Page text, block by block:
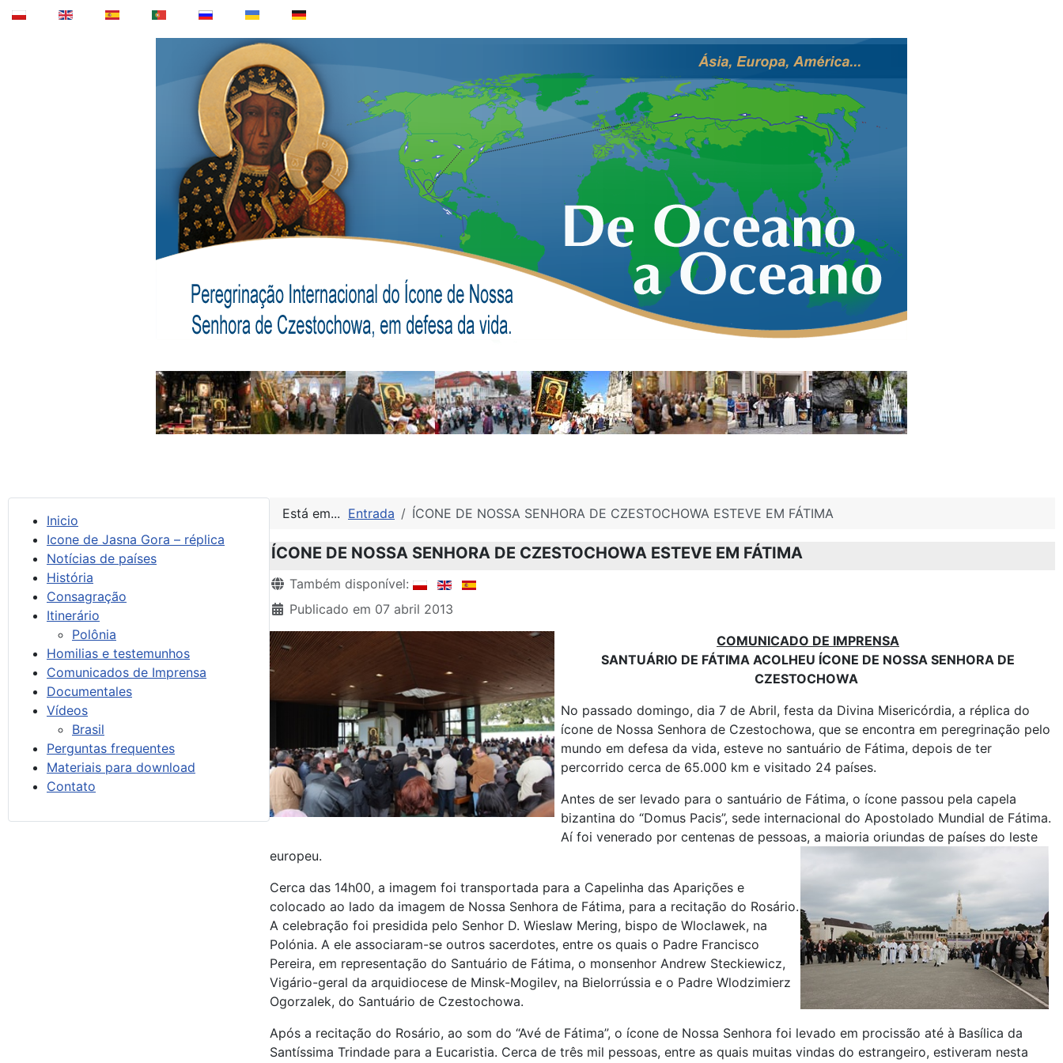
Inicio
Icone de Jasna Gora – réplica
Notícias de países
História
Consagração
Itinerário
Polônia
Homilias e testemunhos
Comunicados de Imprensa
Documentales
Vídeos
Brasil
Perguntas frequentes
Materiais para download
Contato
Está em... Entrada ÍCONE DE NOSSA SENHORA DE CZESTOCHOWA ESTEVE EM FÁTIMA
ÍCONE DE NOSSA SENHORA DE CZESTOCHOWA ESTEVE EM FÁTIMA
Detalhes
Também disponível:
Publicado em 07 abril 2013
COMUNICADO DE IMPRENSA
SANTUÁRIO DE FÁTIMA ACOLHEU ÍCONE DE NOSSA SENHORA DE
CZESTOCHOWA
No passado domingo, dia 7 de Abril, festa da Divina Misericórdia, a réplica do
ícone de Nossa Senhora de Czestochowa, que se encontra em peregrinação pelo
mundo em defesa da vida, esteve no santuário de Fátima, depois de ter
percorrido cerca de 65.000 km e visitado 24 países.
Antes de ser levado para o santuário de Fátima, o ícone passou pela capela
bizantina do “Domus Pacis”, sede internacional do Apostolado Mundial de Fátima.
Aí foi venerado por centenas de pessoas, a maioria oriundas de países do leste
europeu.
Cerca das 14h00, a imagem foi transportada para a Capelinha das Aparições e
colocado ao lado da imagem de Nossa Senhora de Fátima, para a recitação do Rosário.
A celebração foi presidida pelo Senhor D. Wieslaw Mering, bispo de Wloclawek, na
Polónia. A ele associaram-se outros sacerdotes, entre os quais o Padre Francisco
Pereira, em representação do Santuário de Fátima, o monsenhor Andrew Steckiewicz,
Vigário-geral da arquidiocese de Minsk-Mogilev, na Bielorrússia e o Padre Wlodzimierz
Ogorzalek, do Santuário de Czestochowa.
Após a recitação do Rosário, ao som do “Avé de Fátima”, o ícone de Nossa Senhora foi levado em procissão até à Basílica da
Santíssima Trindade para a Eucaristia. Cerca de três mil pessoas, entre as quais muitas vindas do estrangeiro, estiveram nesta